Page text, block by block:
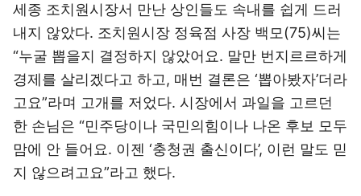
세종 조치원시장서 만난 상인들도 속내를 쉽게 드러
내지 않았다. 조치원시장 정육점 사장 백모(75)씨는
“누굴 뽑을지 결정하지 않았어요. 말만 번지르르하게
경제를 살리겠다고 하고, 매번 결론은 ‘뽑아봤자’더라
고요”라며 고개를 저었다. 시장에서 과일을 고르던
한 손님은 “민주당이나 국민의힘이나 나온 후보 모두
맘에 안 들어요. 이젠 ‘충청권 출신이다’, 이런 말도 믿
지 않으려고요”라고 했다.